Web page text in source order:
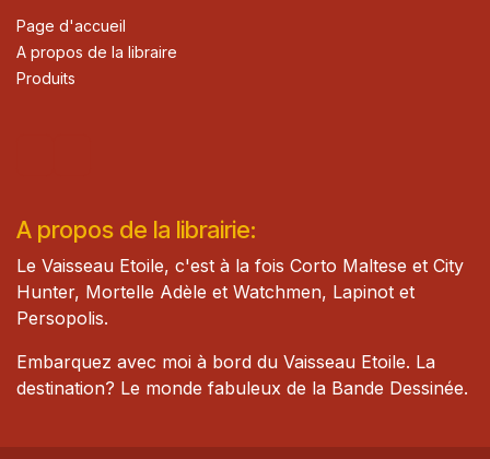
Page d'accueil
A propos de la libraire
Produits
A propos de la librairie:
Le Vaisseau Etoile, c'est à la fois Corto Maltese et City
Hunter, Mortelle Adèle et Watch​men, Lapinot et
Persopolis.
Embarquez avec moi à bord du Vaisseau Etoile. La
destination? Le monde fabuleux de la Bande Dessinée.